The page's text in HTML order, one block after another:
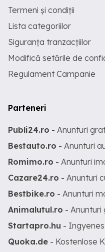
Termeni și condiții
Lista categoriilor
Siguranța tranzacțiilor
Modifică setările de
Regulament Campanie
Parteneri
Publi24.ro - Anunturi
Bestauto.ro - Anunturi
Romimo.ro - Anunturi
Cazare24.ro - Anunturi
Bestbike.ro - Anunturi
Animalutul.ro - Anunturi
Startapro.hu -
Quoka.de - Kostenlose